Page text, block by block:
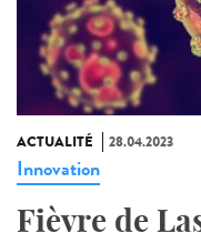
ACTUALITÉ 28.04.2023
Innovation
Fièvre de